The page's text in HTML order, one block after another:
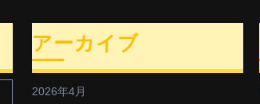
アーカイブ
2026年4月